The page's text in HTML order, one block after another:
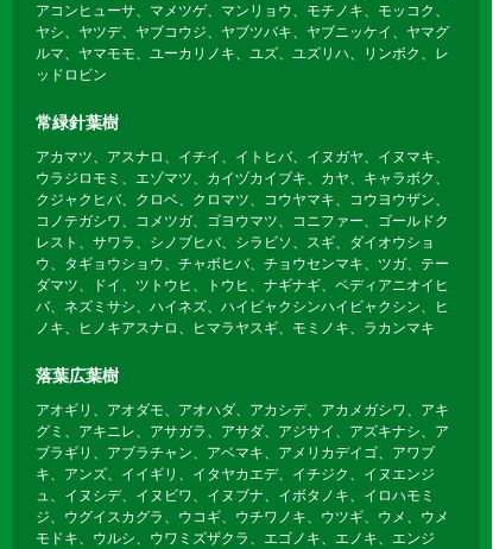
アコンヒューサ、マメツゲ、マンリョウ、モチノキ、モッコク、
ヤシ、ヤツデ、ヤブコウジ、ヤブツバキ、ヤブニッケイ、ヤマグ
ルマ、ヤマモモ、ユーカリノキ、ユズ、ユズリハ、リンボク、レ
ッドロビン
常緑針葉樹
アカマツ、アスナロ、イチイ、イトヒバ、イヌガヤ、イヌマキ、
ウラジロモミ、エゾマツ、カイヅカイブキ、カヤ、キャラボク、
クジャクヒバ、クロベ、クロマツ、コウヤマキ、コウヨウザン、
コノテガシワ、コメツガ、ゴヨウマツ、コニファー、ゴールドク
レスト、サワラ、シノブヒバ、シラビソ、スギ、ダイオウショ
ウ、タギョウショウ、チャボヒバ、チョウセンマキ、ツガ、テー
ダマツ、ドイ、ツトウヒ、トウヒ、ナギナギ、ペディアニオイヒ
バ、ネズミサシ、ハイネズ、ハイビャクシンハイビャクシン、ヒ
ノキ、ヒノキアスナロ、ヒマラヤスギ、モミノキ、ラカンマキ
落葉広葉樹
アオギリ、アオダモ、アオハダ、アカシデ、アカメガシワ、アキ
グミ、アキニレ、アサガラ、アサダ、アジサイ、アズキナシ、ア
ブラギリ、アブラチャン、アベマキ、アメリカデイゴ、アワブ
キ、アンズ、イイギリ、イタヤカエデ、イチジク、イヌエンジ
ュ、イヌシデ、イヌビワ、イヌブナ、イボタノキ、イロハモミ
ジ、ウグイスカグラ、ウコギ、ウチワノキ、ウツギ、ウメ、ウメ
モドキ、ウルシ、ウワミズザクラ、エゴノキ、エノキ、エンジ